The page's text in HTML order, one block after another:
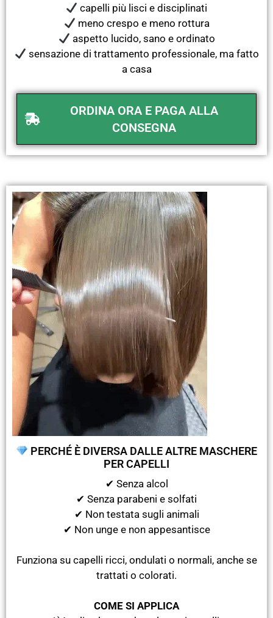
capelli più lisci e disciplinati
meno crespo e meno rottura
aspetto lucido, sano e ordinato
sensazione di trattamento professionale, ma fatto
a casa
ORDINA ORA E PAGA ALLA
CONSEGNA
PERCHÉ È DIVERSA DALLE ALTRE MASCHERE
PER CAPELLI
✔ Senza alcol
✔ Senza parabeni e solfati
✔ Non testata sugli animali
✔ Non unge e non appesantisce
Funziona su capelli ricci, ondulati o normali, anche se
trattati o colorati.
COME SI APPLICA